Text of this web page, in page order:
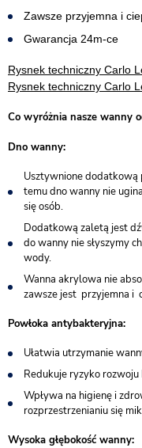
Zawsze przyjemna i
Gwarancja 24m-ce
Rysnek techniczny Carlo
Rysnek techniczny Carlo
Co wyróżnia nasze wanny
Dno wanny:
Usztywnione dodatkową
temu dno wanny nie
się osób.
Dodatkową zaletą jest
do wanny nie słyszymy
wody.
Wanna akrylowa nie
zawsze jest przyjemna i
Powłoka antybakteryjna:
Ułatwia utrzymanie
Redukuje ryzyko
Wpływa na higienę i
rozprzestrzenianiu się
Wysoka głębokość wanny: